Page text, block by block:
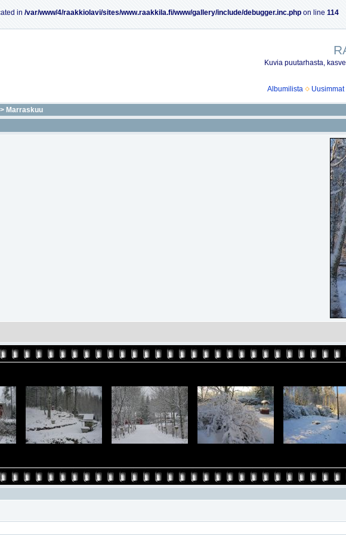
in /var/www/4/raakkiolavi/sites/www.raakkila.fi/www/gallery/include/debugger.inc.php on line 114
Kuvia puutarhasta,
Albumilista
> Marraskuu